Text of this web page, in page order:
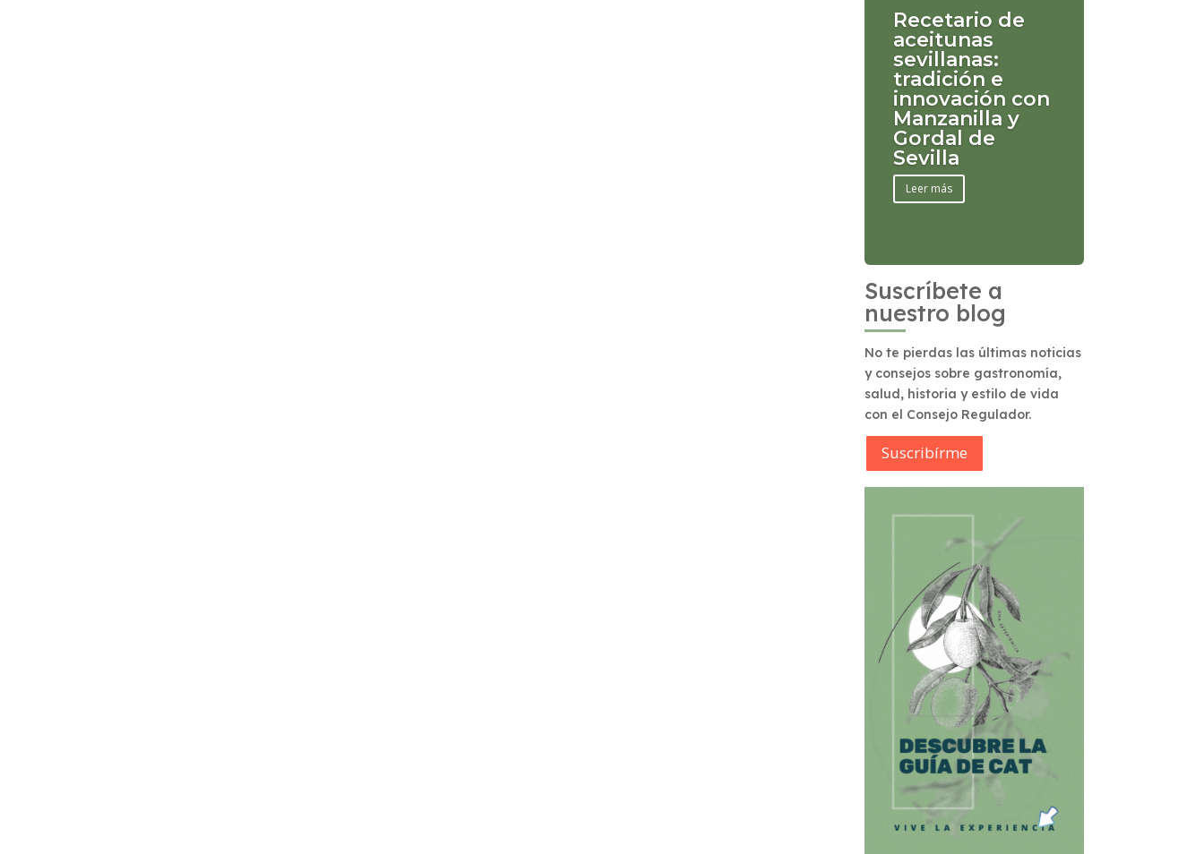
Recetario de
aceitunas
sevillanas:
tradición e
innovación con
Manzanilla y
Gordal de
Sevilla
Leer más
Suscríbete a
nuestro blog
No te pierdas las últimas noticias
y consejos sobre gastronomía,
salud, historia y estilo de vida
con el Consejo Regulador.
Suscribírme